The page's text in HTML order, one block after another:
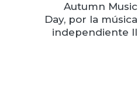
Autumn Music
Day, por la música
independiente II